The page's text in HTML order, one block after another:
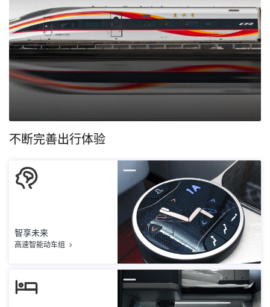
不断完善出行体验
智享未来
高速智能动车组